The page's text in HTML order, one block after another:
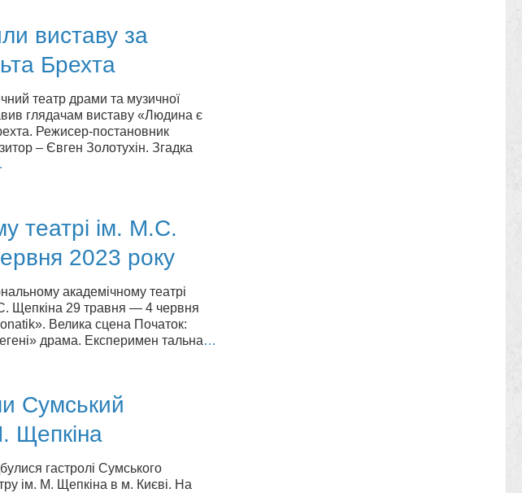
виставу за
Брехта
театр драми та музичної
глядачам виставу «Людина є
Режисер-постановник
– Євген Золотухін. Згадка
театрі ім. М.С.
2023 року
академічному театрі
Щепкіна 29 травня — 4 червня
Велика сцена Початок:
драма. Експеримен тальна…
Сумський
Щепкіна
гастролі Сумського
ім. М. Щепкіна в м. Києві. На